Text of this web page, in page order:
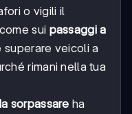
o vigili il
sui passaggi a
superare veicoli a
rimani nella tua
sorpassare ha